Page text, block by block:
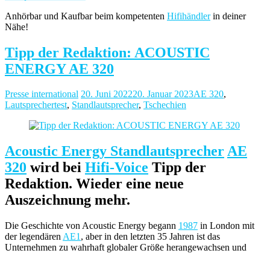
Anhörbar und Kaufbar beim kompetenten Hifihändlerin deiner
Nähe!
Tipp der Redaktion: ACOUSTIC
ENERGY AE 320
Presse international 20. Juni 202220. Januar 2023AE 320,
Lautsprechertest, Standlautsprecher, Tschechien
Acoustic Energy StandlautsprecherAE
320 wird bei Hifi-Voice Tipp der
Redaktion. Wieder eine neue
Auszeichnung mehr.
Die Geschichte von Acoustic Energy begann 1987 in London mit
der legendären AE1 , aber in den letzten 35 Jahren ist das
Unternehmen zu wahrhaft globaler Größe herangewachsen und